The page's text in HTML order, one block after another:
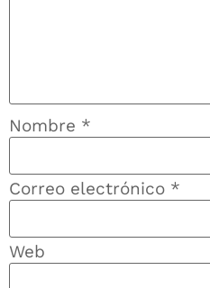
Nombre *
Correo electrónico *
Web